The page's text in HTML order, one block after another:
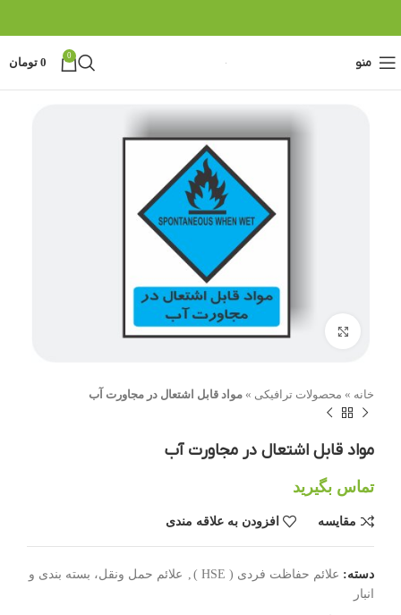
منو 0
0 تومان
بزرگنمایی تصویر
خانه » محصولات ترافیکی » مواد قابل اشتعال در مجاورت آب
مواد قابل اشتعال در مجاورت آب
تماس بگیرید
مقایسه افزودن به علاقه مندی
دسته: علائم حفاظت فردی ( HSE ) , علائم حمل ونقل، بسته بندی و
انبار